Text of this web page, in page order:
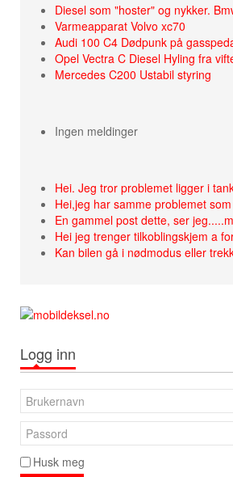
Diesel som "hoster" og nykker.
Varmeapparat Volvo xc70
Audi 100 C4 Dødpunk på
Opel Vectra C Diesel Hyling fra
Mercedes C200 Ustabil styring
Ingen meldinger
Hei. Jeg tror problemet ligger i
Hei,jeg har samme problemet
En gammel post dette, ser
Hei jeg trenger tilkoblingskjem a
Kan bilen gå i nødmodus eller
Logg inn
Husk meg